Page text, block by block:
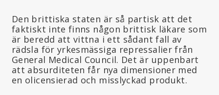
Den brittiska staten är så partisk att det
faktiskt inte finns någon brittisk läkare som
är beredd att vittna i ett sådant fall av
rädsla för yrkesmässiga repressalier från
General Medical Council. Det är uppenbart
att absurditeten får nya dimensioner med
en olicensierad och misslyckad produkt.